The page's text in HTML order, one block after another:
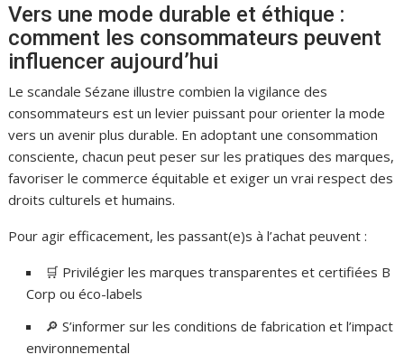
Vers une mode durable et éthique :
comment les consommateurs peuvent
influencer aujourd’hui
Le scandale Sézane illustre combien la vigilance des
consommateurs est un levier puissant pour orienter la mode
vers un avenir plus durable. En adoptant une consommation
consciente, chacun peut peser sur les pratiques des marques,
favoriser le commerce équitable et exiger un vrai respect des
droits culturels et humains.
Pour agir efficacement, les passant(e)s à l’achat peuvent :
🛒 Privilégier les marques transparentes et certifiées B
Corp ou éco-labels
🔎 S’informer sur les conditions de fabrication et l’impact
environnemental